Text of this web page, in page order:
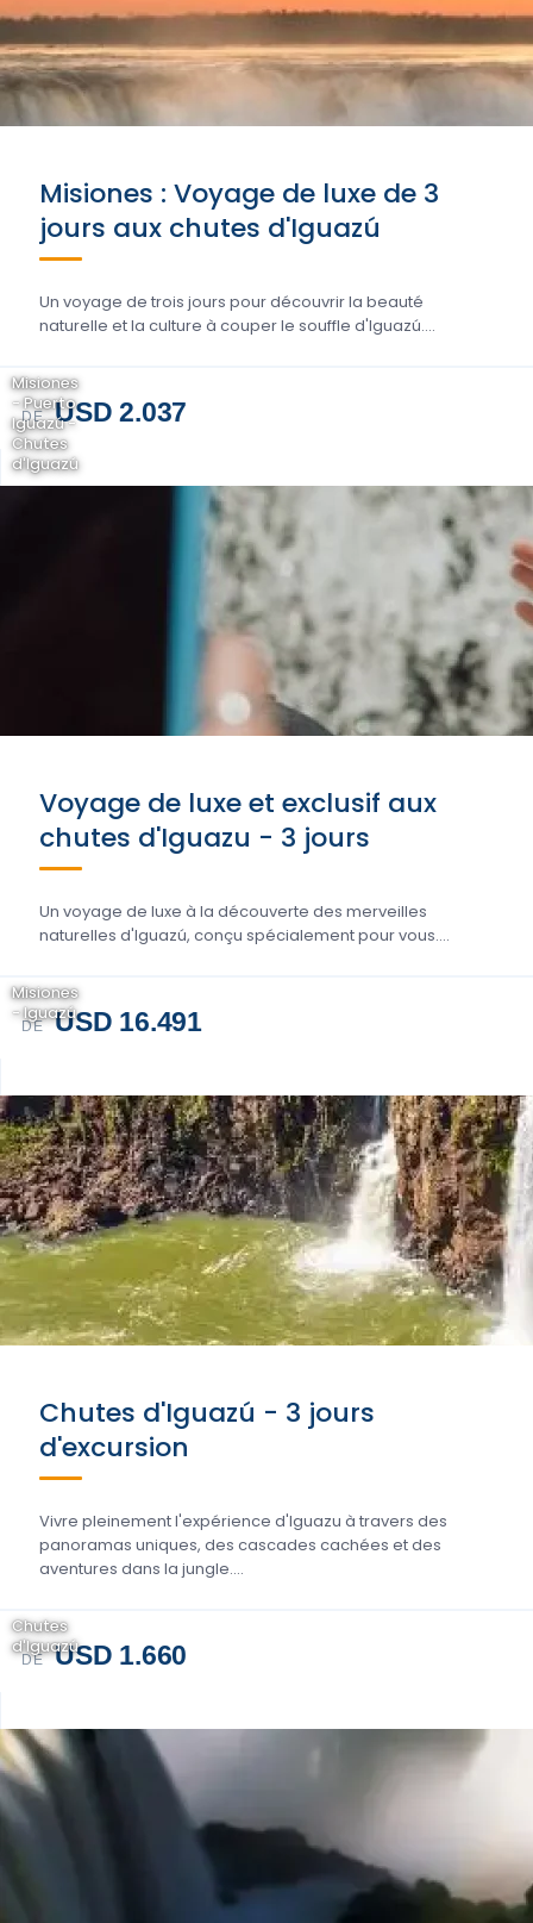
Misiones : Voyage de luxe de 3
jours aux chutes d'Iguazú
Un voyage de trois jours pour découvrir la beauté
naturelle et la culture à couper le souffle d'Iguazú....
DE USD 2.037
Misiones
- Puerto
Iguazú -
Chutes
d'Iguazú
Voyage de luxe et exclusif aux
chutes d'Iguazu - 3 jours
Un voyage de luxe à la découverte des merveilles
naturelles d'Iguazú, conçu spécialement pour vous....
DE USD 16.491
Misiones
- Iguazú
Chutes d'Iguazú - 3 jours
d'excursion
Vivre pleinement l'expérience d'Iguazu à travers des
panoramas uniques, des cascades cachées et des
aventures dans la jungle....
DE USD 1.660
Chutes
d'Iguazú